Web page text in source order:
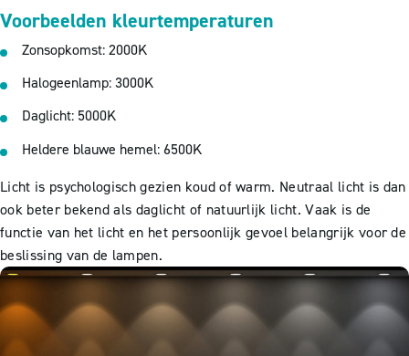
Voorbeelden kleurtemperaturen
Zonsopkomst: 2000K
Halogeenlamp: 3000K
Daglicht: 5000K
Heldere blauwe hemel: 6500K
Licht is psychologisch gezien koud of warm. Neutraal licht is dan
ook beter bekend als daglicht of natuurlijk licht. Vaak is de
functie van het licht en het persoonlijk gevoel belangrijk voor de
beslissing van de lampen.